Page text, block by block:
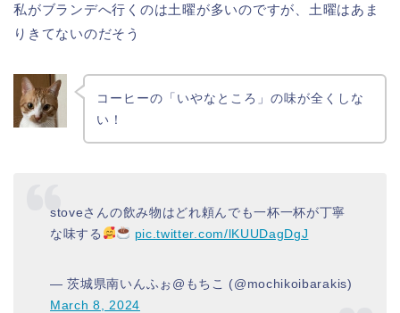
私がブランデへ行くのは土曜が多いのですが、土曜はあま
りきてないのだそう
コーヒーの「いやなところ」の味が全くしな
い！
stoveさんの飲み物はどれ頼んでも一杯一杯が丁寧
な味する
pic.twitter.com/lKUUDagDgJ
— 茨城県南いんふぉ@もちこ (@mochikoibarakis)
March 8, 2024